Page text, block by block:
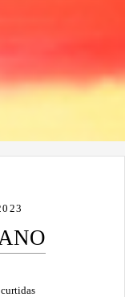
curtidas